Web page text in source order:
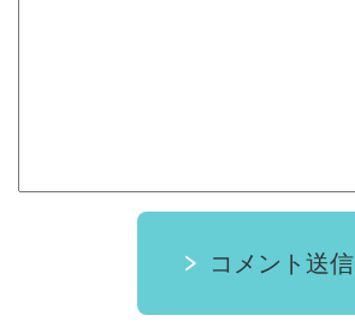
コメント送信